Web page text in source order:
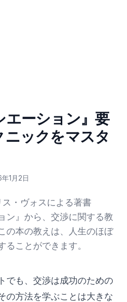
エーション』要
ニックをマスタ
1月2日
・ヴォスによる著書
ン』から、交渉に関する教
の本の教えは、人生のほぼ
ることができます。
でも、交渉は成功のための
の方法を学ぶことは大きな